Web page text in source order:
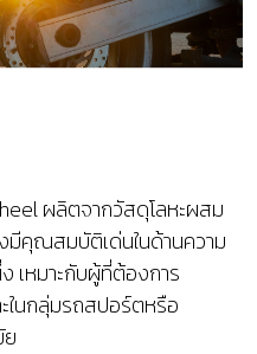
ผลิตจากวัสดุโลหะผสม
มีคุณสมบัติเด่นในด้านความ
เหมาะกับผู้ที่ต้องการ
ในกลุ่มรถสปอร์ตหรือ